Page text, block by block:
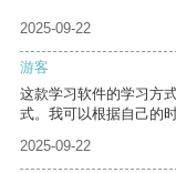
2025-09-22
游客
这款学习软件的学习方
式。我可以根据自己的
2025-09-22